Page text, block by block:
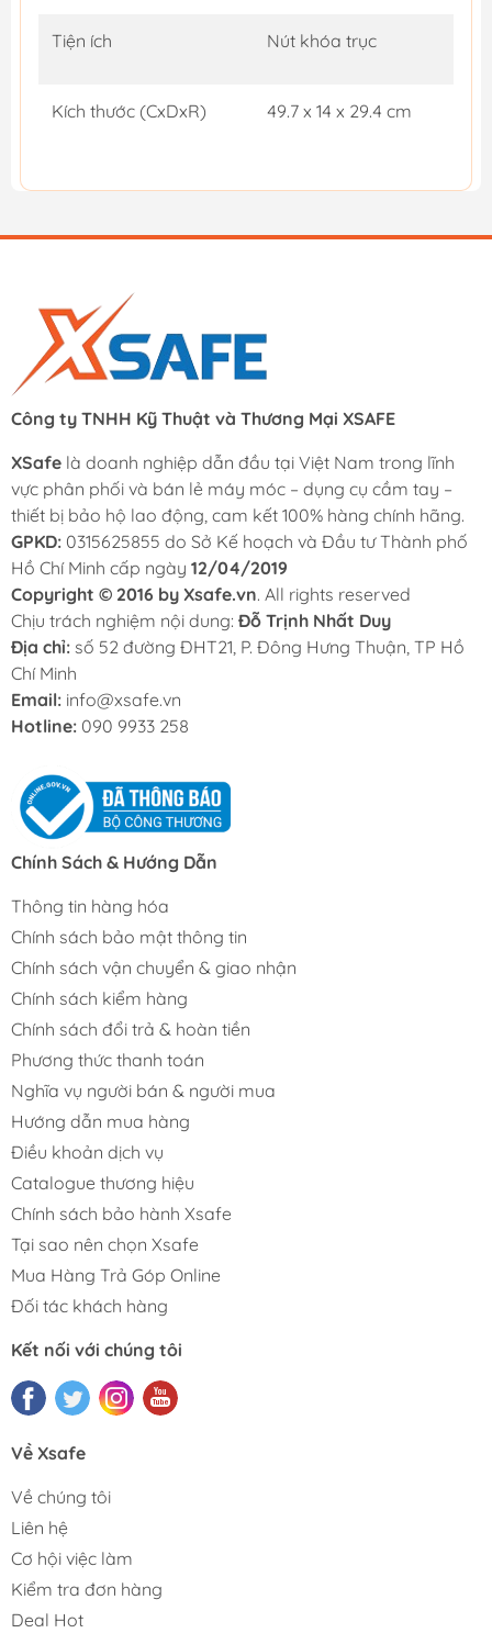
Tiện ích Nút khóa trục
Kích thước (CxDxR) 49.7 x 14 x 29.4 cm
Công ty TNHH Kỹ Thuật và Thương Mại XSAFE
XSafe là doanh nghiệp dẫn đầu tại Việt Nam trong lĩnh
vực phân phối và bán lẻ máy móc – dụng cụ cầm tay –
thiết bị bảo hộ lao động, cam kết 100% hàng chính hãng.
GPKD: 0315625855 do Sở Kế hoạch và Đầu tư Thành phố
Hồ Chí Minh cấp ngày 12/04/2019
Copyright © 2016 by Xsafe.vn. All rights reserved
Chịu trách nghiệm nội dung: Đỗ Trịnh Nhất Duy
Địa chỉ: số 52 đường ĐHT21, P. Đông Hưng Thuận, TP Hồ
Chí Minh
Email: info@xsafe.vn
Hotline: 090 9933 258
Chính Sách & Hướng Dẫn
Thông tin hàng hóa
Chính sách bảo mật thông tin
Chính sách vận chuyển & giao nhận
Chính sách kiểm hàng
Chính sách đổi trả & hoàn tiền
Phương thức thanh toán
Nghĩa vụ người bán & người mua
Hướng dẫn mua hàng
Điều khoản dịch vụ
Catalogue thương hiệu
Chính sách bảo hành Xsafe
Tại sao nên chọn Xsafe
Mua Hàng Trả Góp Online
Đối tác khách hàng
Kết nối với chúng tôi
Về Xsafe
Về chúng tôi
Liên hệ
Cơ hội việc làm
Kiểm tra đơn hàng
Deal Hot